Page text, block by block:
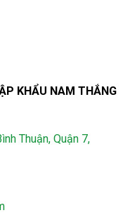
KHẨU NAM THẮNG
Thuận, Quận 7,